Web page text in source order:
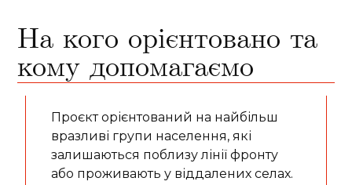
На кого орієнтовано та
кому допомагаємо
Проєкт орієнтований на найбільш
вразливі групи населення, які
залишаються поблизу лінії фронту
або проживають у віддалених селах.